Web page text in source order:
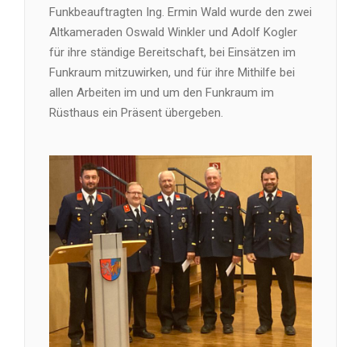
Funkbeauftragten Ing. Ermin Wald wurde den zwei
Altkameraden Oswald Winkler und Adolf Kogler
für ihre ständige Bereitschaft, bei Einsätzen im
Funkraum mitzuwirken, und für ihre Mithilfe bei
allen Arbeiten im und um den Funkraum im
Rüsthaus ein Präsent übergeben.